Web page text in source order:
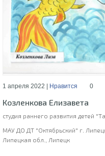
1 апреля 2022 | Нравится 0
Козленкова Елизавета
студия раннего развития детей
МАУ ДО ДТ "Октябрьский" г.
Липецкая обл., Липецк